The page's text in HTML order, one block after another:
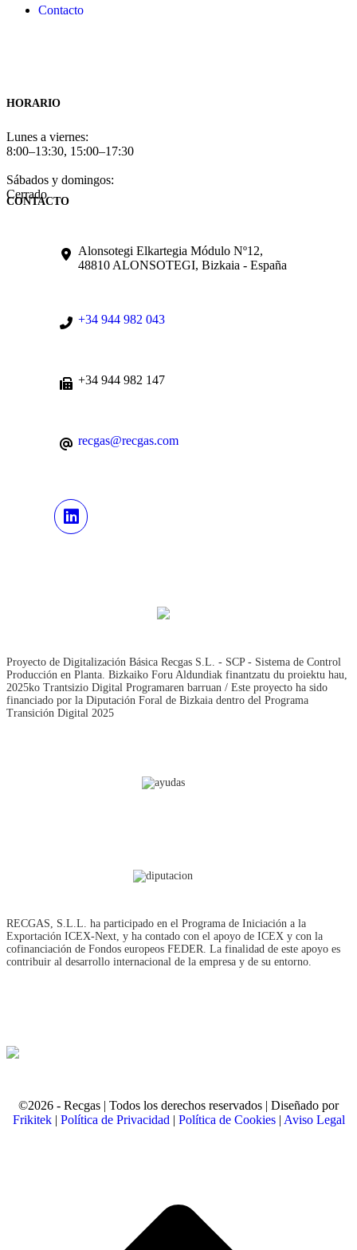
Contacto
HORARIO
Lunes a viernes:
8:00–13:30, 15:00–17:30
Sábados y domingos:
Cerrado
CONTACTO
Alonsotegi Elkartegia Módulo Nº12,
48810 ALONSOTEGI, Bizkaia - España
+34 944 982 043
+34 944 982 147
recgas@recgas.com
Proyecto de Digitalización Básica Recgas S.L. - SCP - Sistema de Control
Producción en Planta. Bizkaiko Foru Aldundiak finantzatu du proiektu hau,
2025ko Trantsizio Digital Programaren barruan / Este proyecto ha sido
financiado por la Diputación Foral de Bizkaia dentro del Programa
Transición Digital 2025
RECGAS, S.L.L. ha participado en el Programa de Iniciación a la
Exportación ICEX‐Next, y ha contado con el apoyo de ICEX y con la
cofinanciación de Fondos europeos FEDER. La finalidad de este apoyo es
contribuir al desarrollo internacional de la empresa y de su entorno.
©2026 - Recgas | Todos los derechos reservados | Diseñado por
Frikitek| Política de Privacidad | Política de Cookies| Aviso Legal